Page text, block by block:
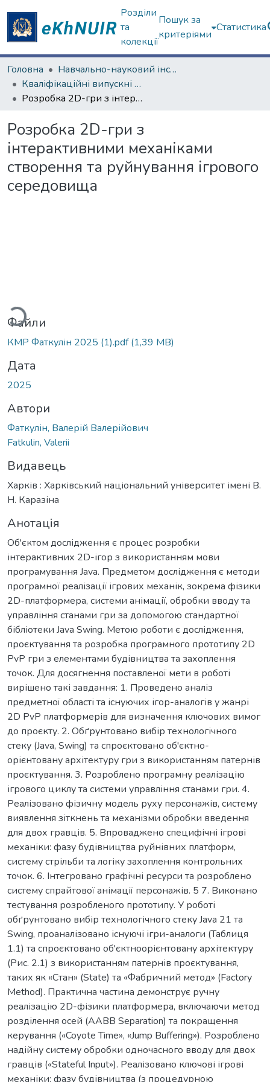
Розділи
та
колекції
Пошук за
критеріями
Статистика
Головна
Навчально-науковий інститут "Каразінський банківський інститут"
Кваліфікаційні випускні роботи магістрів. ННІ "Каразінський банківський інститут"
Розробка 2D-гри з інтерактивними механіками створення та руйнування ігрового середовища
Розробка 2D-гри з
інтерактивними механіками
створення та руйнування ігрового
середовища
Вантажиться...
Файли
КМР Фаткулін 2025 (1).pdf(1,39 MB)
Дата
2025
Автори
Фаткулін, Валерій Валерійович
Fatkulin, Valerii
Видавець
Харків : Харківський національний університет імені В.
Н. Каразіна
Анотація
Об'єктом дослідження є процес розробки
інтерактивних 2D-ігор з використанням мови
програмування Java. Предметом дослідження є методи
програмної реалізації ігрових механік, зокрема фізики
2D-платформера, системи анімації, обробки вводу та
управління станами гри за допомогою стандартної
бібліотеки Java Swing. Метою роботи є дослідження,
проєктування та розробка програмного прототипу 2D
PvP гри з елементами будівництва та захоплення
точок. Для досягнення поставленої мети в роботі
вирішено такі завдання: 1. Проведено аналіз
предметної області та існуючих ігор-аналогів у жанрі
2D PvP платформерів для визначення ключових вимог
до проєкту. 2. Обґрунтовано вибір технологічного
стеку (Java, Swing) та спроєктовано об'єктно-
орієнтовану архітектуру гри з використанням патернів
проєктування. 3. Розроблено програмну реалізацію
ігрового циклу та системи управління станами гри. 4.
Реалізовано фізичну модель руху персонажів, систему
виявлення зіткнень та механізми обробки введення
для двох гравців. 5. Впроваджено специфічні ігрові
механіки: фазу будівництва руйнівних платформ,
систему стрільби та логіку захоплення контрольних
точок. 6. Інтегровано графічні ресурси та розроблено
систему спрайтової анімації персонажів. 5 7. Виконано
тестування розробленого прототипу. У роботі
обґрунтовано вибір технологічного стеку Java 21 та
Swing, проаналізовано існуючі ігри-аналоги (Таблиця
1.1) та спроєктовано об'єктноорієнтовану архітектуру
(Рис. 2.1) з використанням патернів проєктування,
таких як «Стан» (State) та «Фабричний метод» (Factory
Method). Практична частина демонструє ручну
реалізацію 2D-фізики платформера, включаючи метод
розділення осей (AABB Separation) та покращення
керування («Coyote Time», «Jump Buffering»). Розроблено
надійну систему обробки одночасного вводу для двох
гравців («Stateful Input»). Реалізовано ключові ігрові
механіки: фазу будівництва (з процедурною